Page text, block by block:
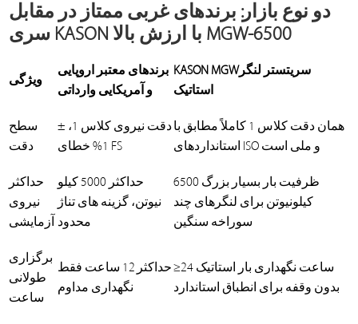
دو نوع بازار: برندهای غربی ممتاز در مقابل
سری KASON با ارزش بالا MGW-6500
ویژگی
برندهای معتبر اروپایی
و آمریکایی وارداتی
KASON MGW سریتستر لنگر
استاتیک
سطح
دقت
دقت نیروی کلاس 1، ±
1% خطای FS
همان دقت کلاس 1 کاملاً مطابق با
استانداردهای ISO و ملی است
حداکثر
نیروی
آزمایشی
حداکثر 5000 کیلو
نیوتن، گزینه های تناژ
محدود
ظرفیت بار بسیار بزرگ 6500
کیلونیوتن برای لنگرهای چند
سوراخه سنگین
برگزاری
طولانی
ساعت
حداکثر 12 ساعت فقط
نگهداری مداوم
≥24 ساعت نگهداری بار استاتیک
بدون وقفه برای انطباق استاندارد